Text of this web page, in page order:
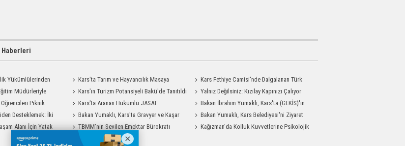
Haberleri
Yükümlülerinden
Kars'ta Tarım ve Hayvancılık Masaya
Yatırıldı
Kars Fethiye Camisi'nde Dalgalanan Türk
Bayrağı Görenlerin Beğenisini Topladı
Müdürleriyle
Kars'ın Turizm Potansiyeli Bakü'de Tanıtıldı
Yalnız Değilsiniz: Kızılay Kapınızı Çalıyor
Piknik
Kars'ta Aranan Hükümlü JASAT
Operasyonuyla Yakalandı
Bakan İbrahim Yumaklı, Kars'ta (GEKİS)'in
ilk uygulamasını başlattı
Desteklemek: İki
Karşılaştırması
Bakan Yumaklı, Kars'ta Gravyer ve Kaşar
Üretim Tesisini Ziyaret Etti
Bakan Yumaklı, Kars Belediyesi'ni Ziyaret
Etti
Alanı İçin Yatak
TBMM’nin Sevilen Emektar Bürokratı
Durdağı Yıldırım’ın Acı Günü
Kağızman'da Kolluk Kuvvetlerine Psikolojik